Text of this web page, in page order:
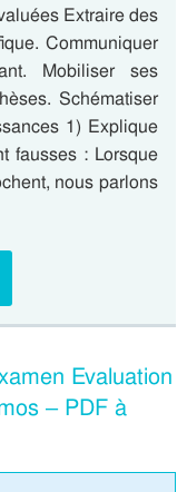
Extraire des
Communiquer
Mobiliser ses
Schématiser
1) Explique
fausses : Lorsque
nous parlons
Evaluation
– PDF à